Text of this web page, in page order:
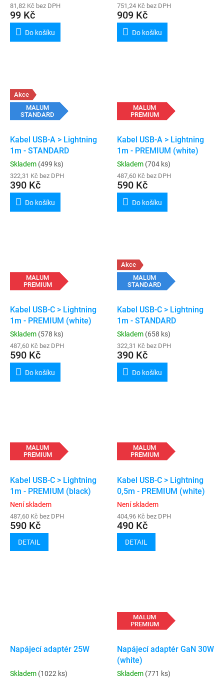
81,82 Kč bez DPH
99 Kč
Do košíku
751,24 Kč bez DPH
909 Kč
Do košíku
Akce
MALUM
STANDARD
Kabel USB-A > Lightning
1m - STANDARD
Skladem (499 ks)
322,31 Kč bez DPH
390 Kč
Do košíku
MALUM
PREMIUM
Kabel USB-A > Lightning
1m - PREMIUM (white)
Skladem (704 ks)
487,60 Kč bez DPH
590 Kč
Do košíku
MALUM
PREMIUM
Kabel USB-C > Lightning
1m - PREMIUM (white)
Skladem (578 ks)
487,60 Kč bez DPH
590 Kč
Do košíku
Akce
MALUM
STANDARD
Kabel USB-C > Lightning
1m - STANDARD
Skladem (658 ks)
322,31 Kč bez DPH
390 Kč
Do košíku
MALUM
PREMIUM
Kabel USB-C > Lightning
1m - PREMIUM (black)
Není skladem
487,60 Kč bez DPH
590 Kč
DETAIL
MALUM
PREMIUM
Kabel USB-C > Lightning
0,5m - PREMIUM (white)
Není skladem
404,96 Kč bez DPH
490 Kč
DETAIL
Napájecí adaptér 25W
Skladem (1022 ks)
MALUM
PREMIUM
Napájecí adaptér GaN 30W
(white)
Skladem (771 ks)